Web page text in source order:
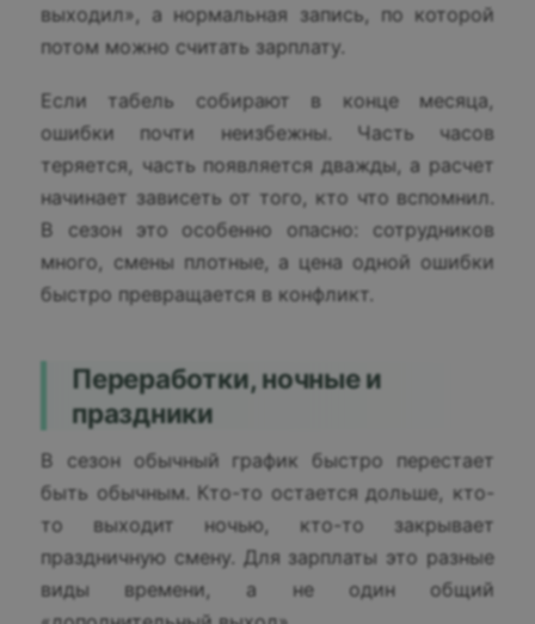
выходил», а нормальная запись, по которой
потом можно считать зарплату.
Если табель собирают в конце месяца,
ошибки почти неизбежны. Часть часов
теряется, часть появляется дважды, а расчет
начинает зависеть от того, кто что вспомнил.
В сезон это особенно опасно: сотрудников
много, смены плотные, а цена одной ошибки
быстро превращается в конфликт.
Переработки, ночные и
праздники
В сезон обычный график быстро перестает
быть обычным. Кто-то остается дольше, кто-
то выходит ночью, кто-то закрывает
праздничную смену. Для зарплаты это разные
виды времени, а не один общий